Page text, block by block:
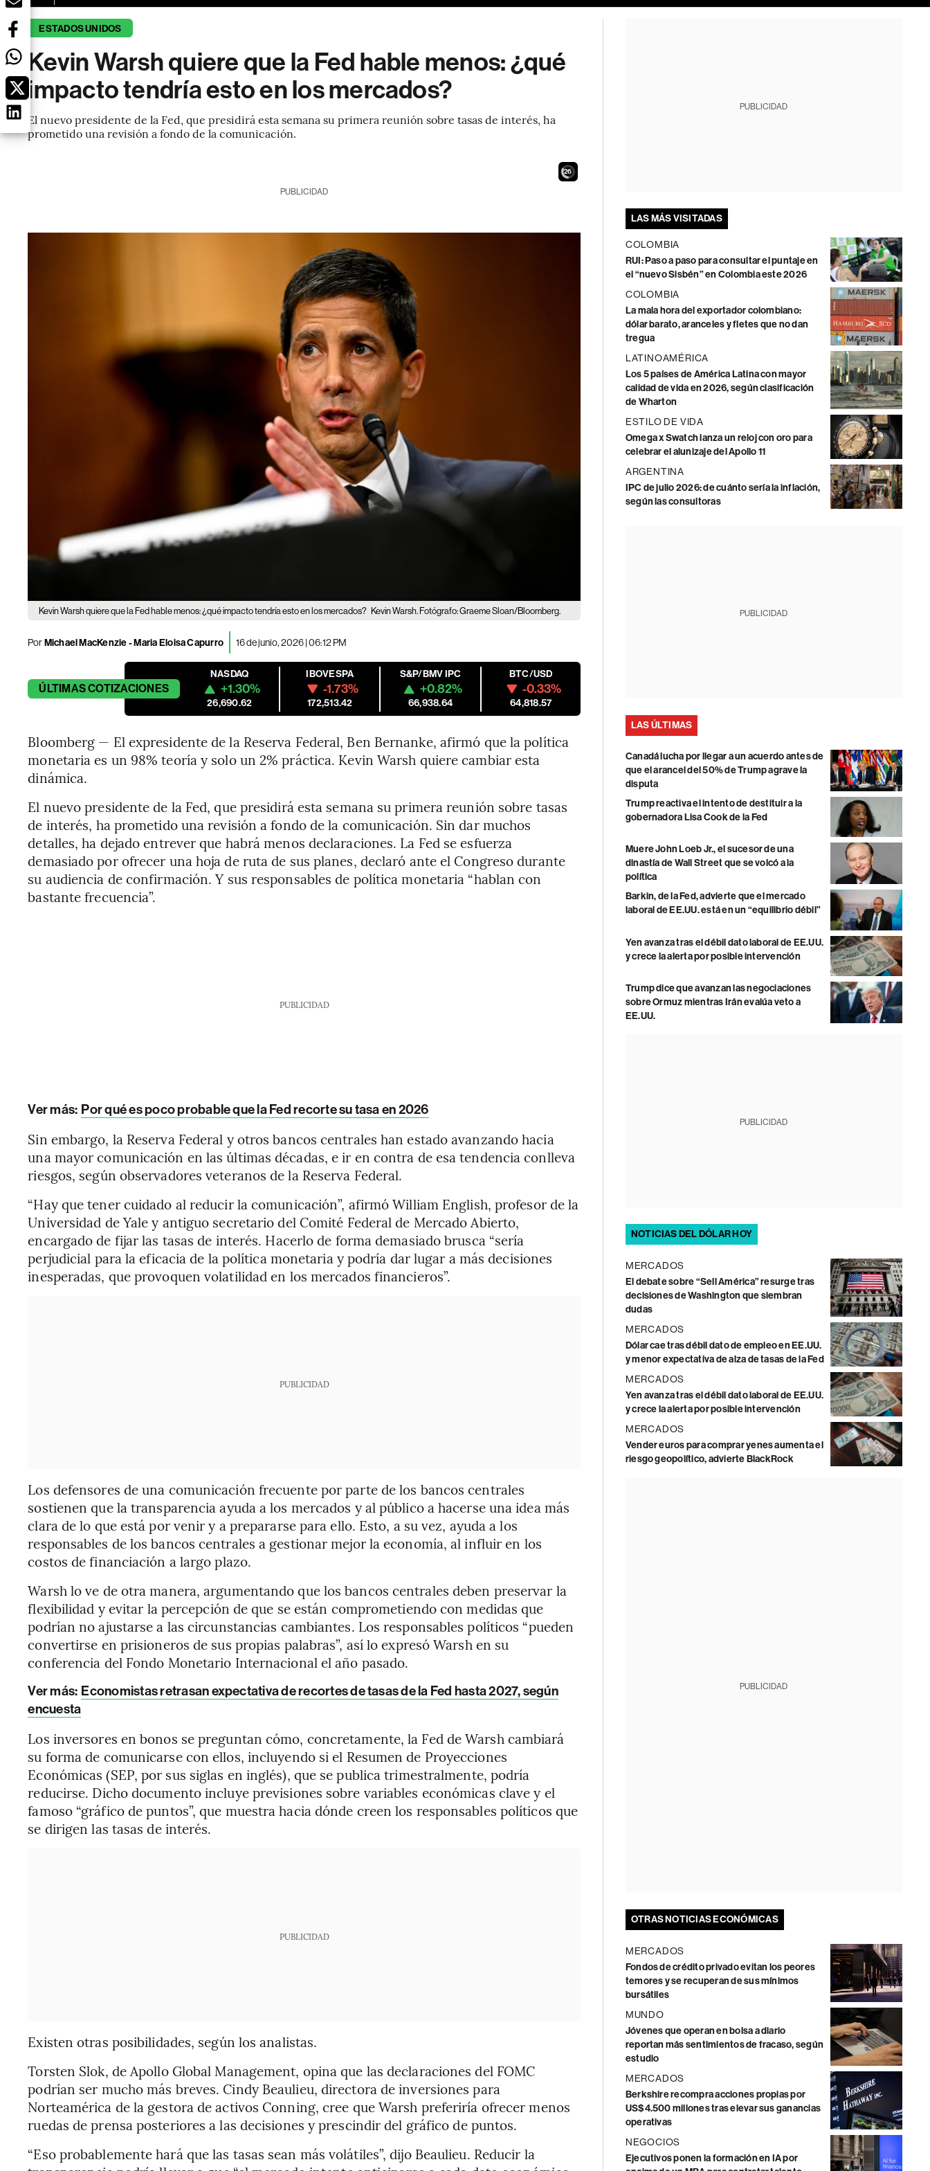
ESTADOS UNIDOS
Kevin Warsh quiere que la Fed hable menos: ¿qué
impacto tendría esto en los mercados?
El nuevo presidente de la Fed, que presidirá esta semana su primera reunión sobre tasas de interés, ha
prometido una revisión a fondo de la comunicación.
24
PUBLICIDAD
Kevin Warsh quiere que la Fed hable menos: ¿qué impacto tendría esto en los mercados? Kevin Warsh. Fotógrafo: Graeme Sloan/Bloomberg.
PorMichael MacKenzie - Maria Eloisa Capurro 16 de junio, 2026 | 06:12 PM
ÚLTIMASCOTIZACIONES
NASDAQ
+1.30%
26,690.62
IBOVESPA
-1.73%
172,513.42
S&P/BMV IPC
+0.82%
66,938.64
BTC/USD
-0.33%
64,818.57
Bloomberg — El expresidente de la Reserva Federal, Ben Bernanke, afirmó que la política
monetaria es un 98% teoría y solo un 2% práctica. Kevin Warsh quiere cambiar esta
dinámica.
El nuevo presidente de la Fed, que presidirá esta semana su primera reunión sobre tasas
de interés, ha prometido una revisión a fondo de la comunicación. Sin dar muchos
detalles, ha dejado entrever que habrá menos declaraciones. La Fed se esfuerza
demasiado por ofrecer una hoja de ruta de sus planes, declaró ante el Congreso durante
su audiencia de confirmación. Y sus responsables de política monetaria “hablan con
bastante frecuencia”.
PUBLICIDAD
Ver más: Por qué es poco probable que la Fed recorte su tasa en 2026
Sin embargo, la Reserva Federal y otros bancos centrales han estado avanzando hacia
una mayor comunicación en las últimas décadas, e ir en contra de esa tendencia conlleva
riesgos, según observadores veteranos de la Reserva Federal.
“Hay que tener cuidado al reducir la comunicación”, afirmó William English, profesor de la
Universidad de Yale y antiguo secretario del Comité Federal de Mercado Abierto,
encargado de fijar las tasas de interés. Hacerlo de forma demasiado brusca “sería
perjudicial para la eficacia de la política monetaria y podría dar lugar a más decisiones
inesperadas, que provoquen volatilidad en los mercados financieros”.
PUBLICIDAD
Los defensores de una comunicación frecuente por parte de los bancos centrales
sostienen que la transparencia ayuda a los mercados y al público a hacerse una idea más
clara de lo que está por venir y a prepararse para ello. Esto, a su vez, ayuda a los
responsables de los bancos centrales a gestionar mejor la economía, al influir en los
costos de financiación a largo plazo.
Warsh lo ve de otra manera, argumentando que los bancos centrales deben preservar la
flexibilidad y evitar la percepción de que se están comprometiendo con medidas que
podrían no ajustarse a las circunstancias cambiantes. Los responsables políticos “pueden
convertirse en prisioneros de sus propias palabras”, así lo expresó Warsh en su
conferencia del Fondo Monetario Internacional el año pasado.
Ver más: Economistas retrasan expectativa de recortes de tasas de la Fed hasta 2027, según
encuesta
Los inversores en bonos se preguntan cómo, concretamente, la Fed de Warsh cambiará
su forma de comunicarse con ellos, incluyendo si el Resumen de Proyecciones
Económicas (SEP, por sus siglas en inglés), que se publica trimestralmente, podría
reducirse. Dicho documento incluye previsiones sobre variables económicas clave y el
famoso “gráfico de puntos”, que muestra hacia dónde creen los responsables políticos que
se dirigen las tasas de interés.
PUBLICIDAD
Existen otras posibilidades, según los analistas.
Torsten Slok, de Apollo Global Management, opina que las declaraciones del FOMC
podrían ser mucho más breves. Cindy Beaulieu, directora de inversiones para
Norteamérica de la gestora de activos Conning, cree que Warsh preferiría ofrecer menos
ruedas de prensa posteriores a las decisiones y prescindir del gráfico de puntos.
“Eso probablemente hará que las tasas sean más volátiles”, dijo Beaulieu. Reducir la
PUBLICIDAD
LAS MÁS VISITADAS
COLOMBIA
RUI: Paso a paso para consultar el puntaje en
el “nuevo Sisbén” en Colombia este 2026
COLOMBIA
La mala hora del exportador colombiano:
dólar barato, aranceles y fletes que no dan
tregua
LATINOAMÉRICA
Los 5 países de América Latina con mayor
calidad de vida en 2026, según clasificación
de Wharton
ESTILO DE VIDA
Omega x Swatch lanza un reloj con oro para
celebrar el alunizaje del Apollo 11
ARGENTINA
IPC de julio 2026: de cuánto sería la inflación,
según las consultoras
PUBLICIDAD
LAS ÚLTIMAS
Canadá lucha por llegar a un acuerdo antes de
que el arancel del 50% de Trump agrave la
disputa
Trump reactiva el intento de destituir a la
gobernadora Lisa Cook de la Fed
Muere John Loeb Jr., el sucesor de una
dinastía de Wall Street que se volcó a la
política
Barkin, de la Fed, advierte que el mercado
laboral de EE.UU. está en un “equilibrio débil”
Yen avanza tras el débil dato laboral de EE.UU.
y crece la alerta por posible intervención
Trump dice que avanzan las negociaciones
sobre Ormuz mientras Irán evalúa veto a
EE.UU.
PUBLICIDAD
NOTICIAS DEL DÓLAR HOY
MERCADOS
El debate sobre “Sell América” resurge tras
decisiones de Washington que siembran
dudas
MERCADOS
Dólar cae tras débil dato de empleo en EE.UU.
y menor expectativa de alza de tasas de la Fed
MERCADOS
Yen avanza tras el débil dato laboral de EE.UU.
y crece la alerta por posible intervención
MERCADOS
Vender euros para comprar yenes aumenta el
riesgo geopolítico, advierte BlackRock
PUBLICIDAD
OTRAS NOTICIAS ECONÓMICAS
MERCADOS
Fondos de crédito privado evitan los peores
temores y se recuperan de sus mínimos
bursátiles
MUNDO
Jóvenes que operan en bolsa a diario
reportan más sentimientos de fracaso, según
estudio
MERCADOS
Berkshire recompra acciones propias por
US$4.500 millones tras elevar sus ganancias
operativas
NEGOCIOS
Ejecutivos ponen la formación en IA por